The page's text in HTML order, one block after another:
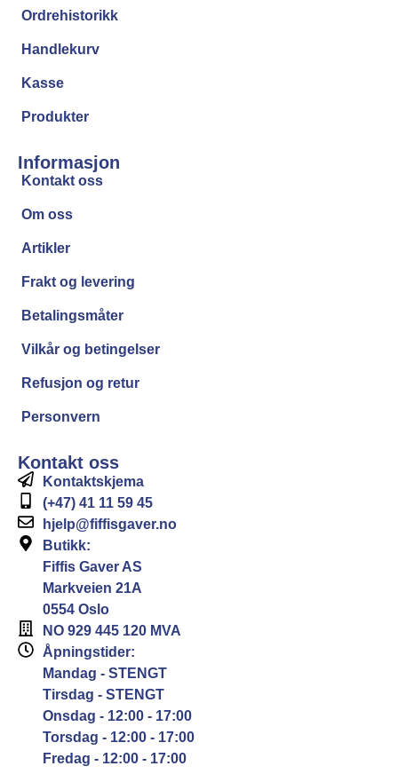
Ordrehistorikk
Handlekurv
Kasse
Produkter
Informasjon
Kontakt oss
Om oss
Artikler
Frakt og levering
Betalingsmåter
Vilkår og betingelser
Refusjon og retur
Personvern
Kontakt oss
Kontaktskjema
(+47) 41 11 59 45
hjelp@fiffisgaver.no
Butikk:
Fiffis Gaver AS
Markveien 21A
0554 Oslo
NO 929 445 120 MVA
Åpningstider:
Mandag - STENGT
Tirsdag - STENGT
Onsdag - 12:00 - 17:00
Torsdag - 12:00 - 17:00
Fredag - 12:00 - 17:00